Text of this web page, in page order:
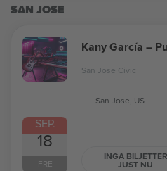
SAN JOSE
SEP.
18
FRE
Kany García –
San Jose Civic
San Jose, US
INGA BILJETTER
JUST NU